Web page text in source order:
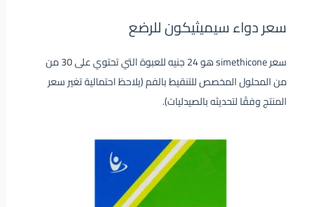
سعر دواء سيميثيكون للرضع
سعر simethicone هو 24 جنيه للعبوة التي تحتوي على 30 من
من المحلول المخصص للتنقيط بالفم (يلاحظ احتمالية تغير سعر
المنتج وفقًا لتحديثه بالصيدليات).